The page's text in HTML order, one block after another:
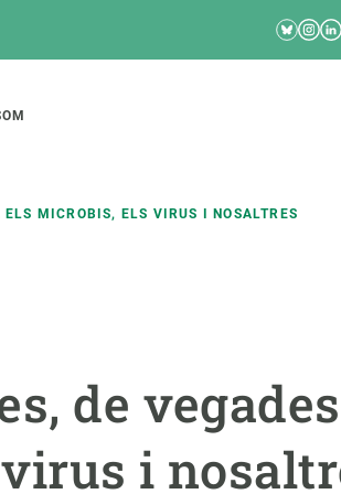
Bluesky
ELS MICROBIS, ELS VIRUS I NOSALTRES
de
i
ecosistemes
Solucions
Política i gestió
Oportunitats
Demana la